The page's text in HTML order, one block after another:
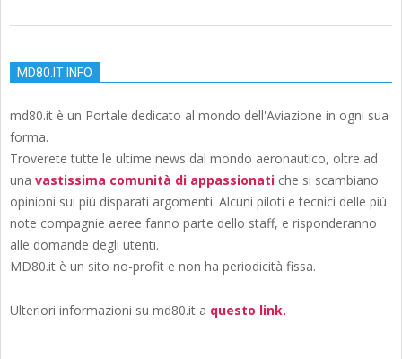
MD80.IT INFO
md80.it è un Portale dedicato al mondo dell'Aviazione in ogni sua
forma.
Troverete tutte le ultime news dal mondo aeronautico, oltre ad
una vastissima comunità di appassionati che si scambiano
opinioni sui più disparati argomenti. Alcuni piloti e tecnici delle più
note compagnie aeree fanno parte dello staff, e risponderanno
alle domande degli utenti.
MD80.it è un sito no-profit e non ha periodicità fissa.
Ulteriori informazioni su md80.it a questo link.